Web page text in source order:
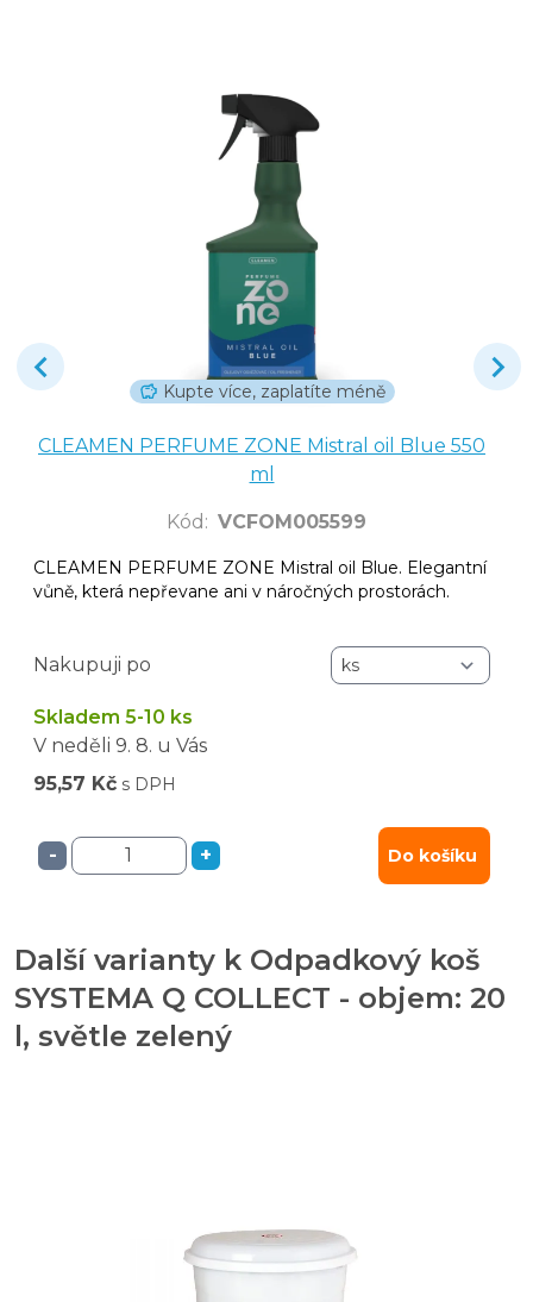
Kupte více, zaplatíte méně
CLEAMEN PERFUME ZONE Mistral oil Blue 550
ml
Kód : VCFOM005599
CLEAMEN PERFUME ZONE Mistral oil Blue. Elegantní
vůně, která nepřevane ani v náročných prostorách.
Nakupuji po
Skladem 5-10 ks
V neděli 9. 8. u Vás
95,57 Kč s DPH
- + Do košíku
Další varianty k Odpadkový koš
SYSTEMA Q COLLECT - objem: 20
l, světle zelený